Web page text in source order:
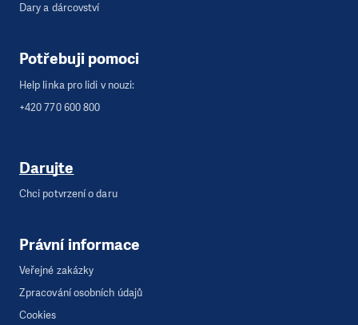
Dary a dárcovství
Potřebuji pomoci
Help linka pro lidi v nouzi:
+420 770 600 800
Darujte
Chci potvrzení o daru
Právní informace
Veřejné zakázky
Zpracování osobních údajů
Cookies